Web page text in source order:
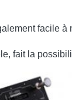
facile à
fait la